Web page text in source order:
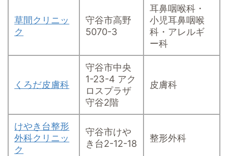
草間クリニッ
ク
守谷市高野
5070-3
耳鼻咽喉科・
小児耳鼻咽喉
科・アレルギ
ー科
くろだ皮膚科
守谷市中央
1-23-4 アク
ロスプラザ
守谷2階
皮膚科
けやき台整形
外科クリニッ
ク
守谷市けや
き台2-12-18
整形外科